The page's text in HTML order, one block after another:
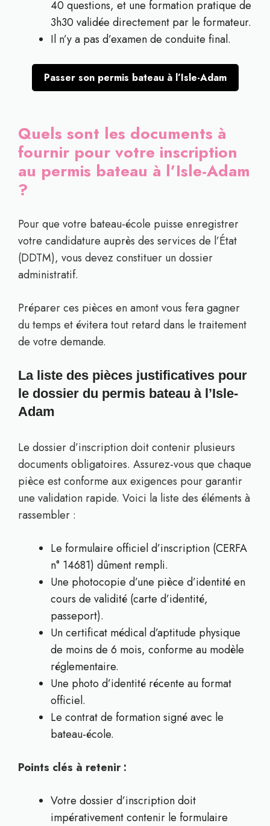
40 questions, et une formation pratique de
3h30 validée directement par le formateur.
Il n’y a pas d’examen de conduite final.
Passer son permis bateau à l’Isle-Adam
Quels sont les documents à
fournir pour votre inscription
au permis bateau à l’Isle-Adam
?
Pour que votre bateau-école puisse enregistrer
votre candidature auprès des services de l’État
(DDTM), vous devez constituer un dossier
administratif.
Préparer ces pièces en amont vous fera gagner
du temps et évitera tout retard dans le traitement
de votre demande.
La liste des pièces justificatives pour
le dossier du permis bateau à l’Isle-
Adam
Le dossier d’inscription doit contenir plusieurs
documents obligatoires. Assurez-vous que chaque
pièce est conforme aux exigences pour garantir
une validation rapide. Voici la liste des éléments à
rassembler :
Le formulaire officiel d’inscription (CERFA
n° 14681) dûment rempli.
Une photocopie d’une pièce d’identité en
cours de validité (carte d’identité,
passeport).
Un certificat médical d’aptitude physique
de moins de 6 mois, conforme au modèle
réglementaire.
Une photo d’identité récente au format
officiel.
Le contrat de formation signé avec le
bateau-école.
Points clés à retenir :
Votre dossier d’inscription doit
impérativement contenir le formulaire